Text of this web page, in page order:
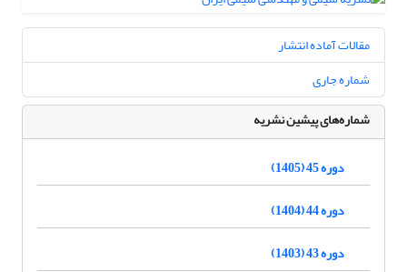
مقالات آماده انتشار
شماره جاری
شماره‌های پیشین نشریه
دوره 45 (1405)
دوره 44 (1404)
دوره 43 (1403)